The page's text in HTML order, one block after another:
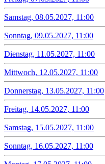
Samstag, 08.05.2027, 11:00
Sonntag, 09.05.2027, 11:00
Dienstag, 11.05.2027, 11:00
Mittwoch, 12.05.2027, 11:00
Donnerstag, 13.05.2027, 11:00
Freitag, 14.05.2027, 11:00
Samstag, 15.05.2027, 11:00
Sonntag, 16.05.2027, 11:00